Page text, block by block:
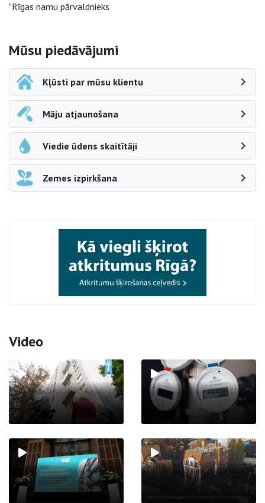
"Rīgas namu pārvaldnieks
Sāna navigācija
Mūsu piedāvājumi
Kļūsti par mūsu klientu
Māju atjaunošana
Viedie ūdens skaitītāji
Zemes izpirkšana
Video